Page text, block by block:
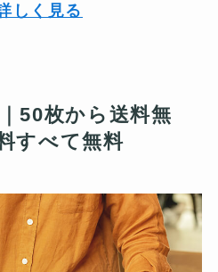
しく見る
50枚から送料無
すべて無料